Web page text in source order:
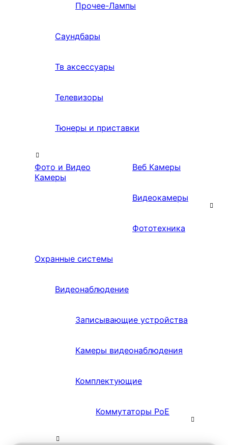
Прочее-Лампы
Саундбары
Тв аксессуары
Телевизоры
Тюнеры и приставки
Фото и Видео
Камеры
Веб Камеры
Видеокамеры
Фототехника
Охранные системы
Видеонаблюдение
Записывающие устройства
Камеры видеонаблюдения
Комплектующие
Коммутаторы PoE